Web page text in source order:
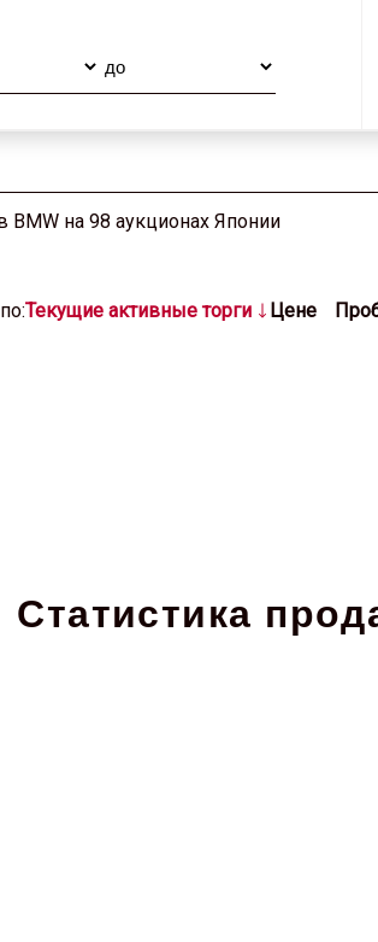
BMW на 98 аукционах Японии
Текущие активные торги Цене
Статистика